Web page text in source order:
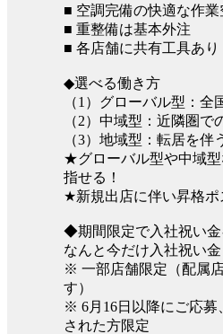
■ 空調完備の快適な作業
■ 重整備は基本外注
■ 各店舗に共有工具あり
◆選べる働き方
（1）グローバル型：全
（2）中域型：近隣圏で
（3）地域型：転居を伴
★グローバル型や中域型
指せる！
★新規出店に伴い昇格ポ
◆期間限定で入社祝い金
なんと今だけ入社祝い金
※ 一部店舗限定（配属
す）
※ 6月16日以降にご応募
された方限定